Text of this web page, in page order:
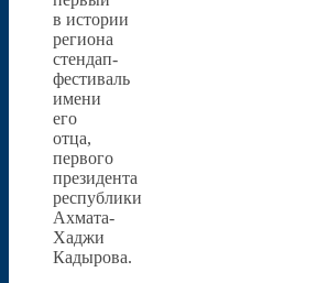
в истории
региона
стендап-
фестиваль
имени
его
отца,
первого
президента
республики
Ахмата-
Хаджи
Кадырова.